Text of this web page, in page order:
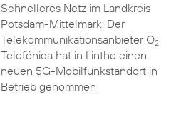
Schnelleres Netz im Landkreis
Potsdam-Mittelmark: Der
Telekommunikationsanbieter O2
Telefónica hat in Linthe einen
neuen 5G-Mobilfunkstandort in
Betrieb genommen